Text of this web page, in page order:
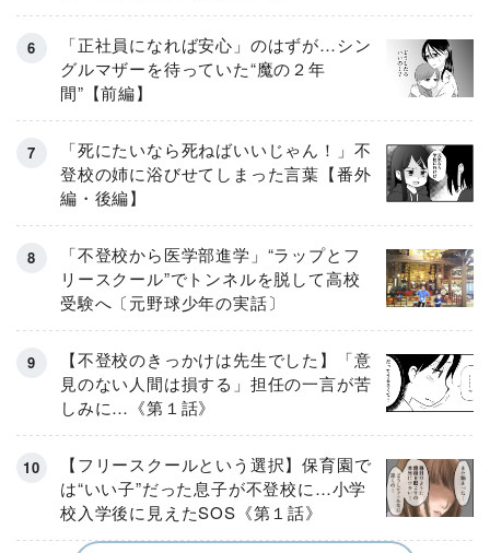
「正社員になれば安心」のはずが…シン
グルマザーを待っていた“魔の２年
間”【前編】
「死にたいなら死ねばいいじゃん！」不
登校の姉に浴びせてしまった言葉【番外
編・後編】
「不登校から医学部進学」“ラップとフ
リースクール”でトンネルを脱して高校
受験へ〔元野球少年の実話〕
【不登校のきっかけは先生でした】「意
見のない人間は損する」担任の一言が苦
しみに…《第１話》
【フリースクールという選択】保育園で
は“いい子”だった息子が不登校に…小学
校入学後に見えたSOS《第１話》